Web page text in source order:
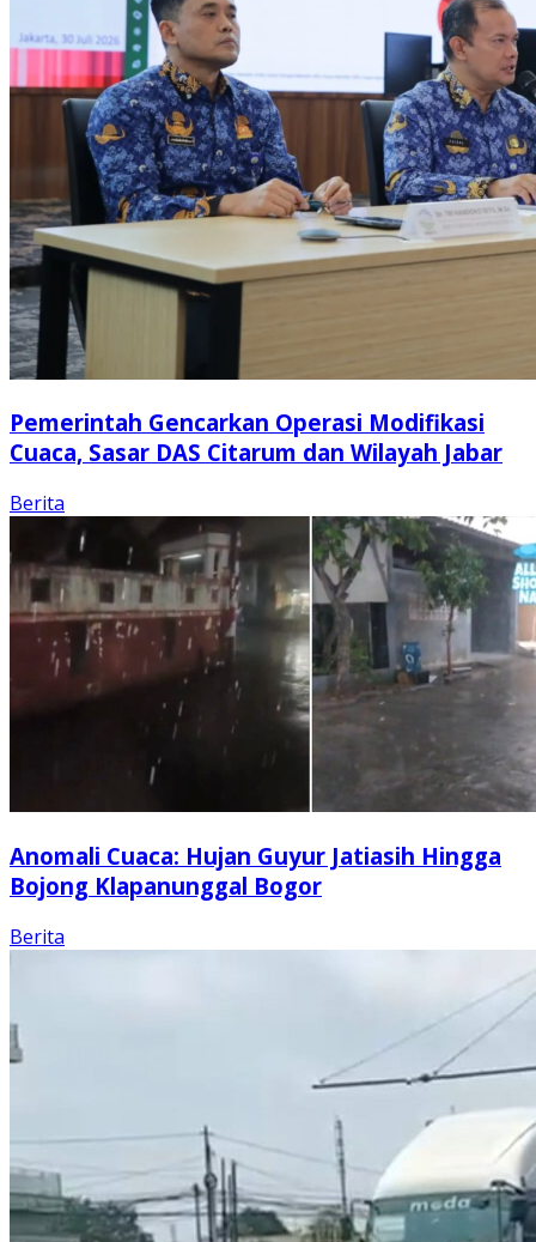
Pemerintah Gencarkan Operasi Modifikasi
Cuaca, Sasar DAS Citarum dan Wilayah Jabar
Berita
Anomali Cuaca: Hujan Guyur Jatiasih Hingga
Bojong Klapanunggal Bogor
Berita